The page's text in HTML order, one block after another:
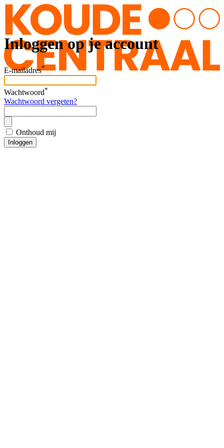
Inloggen op je account
E-mailadres*
Wachtwoord*
Wachtwoord vergeten?
Onthoud mij
Inloggen